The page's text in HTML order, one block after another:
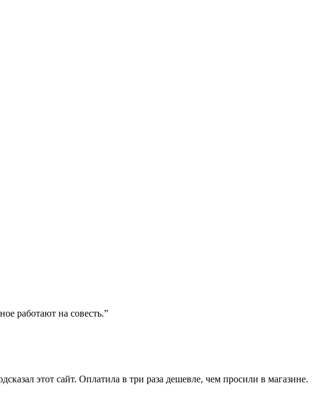
работают на совесть.”
этот сайт. Оплатила в три раза дешевле, чем просили в магазине.